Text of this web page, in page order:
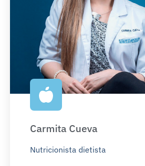
Carmita Cueva
Nutricionista dietista